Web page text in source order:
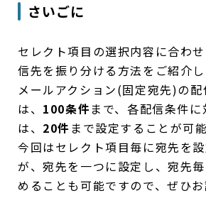
さいごに
セレクト項目の選択内容に合わ
信先を振り分ける方法をご紹介し
メールアクション(固定宛先)の
は、 100条件まで、各配信条件
は、 20件 まで設定することが可能
今回はセレクト項目毎に宛先を
が、宛先を一つに設定し、宛先
めることも可能ですので、ぜひお